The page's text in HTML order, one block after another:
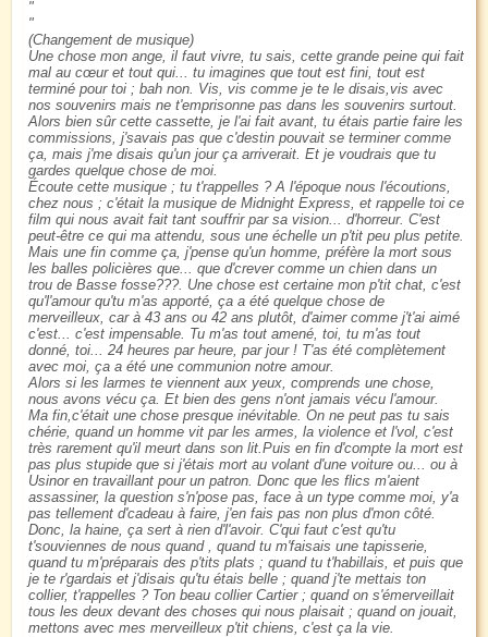
(Changement de musique)
Une chose mon ange, il faut vivre, tu sais, cette grande peine qui fait
mal au cœur et tout qui... tu imagines que tout est fini, tout est
terminé pour toi ; bah non. Vis, vis comme je te le disais,vis avec
nos souvenirs mais ne t'emprisonne pas dans les souvenirs surtout.
Alors bien sûr cette cassette, je l'ai fait avant, tu étais partie faire les
commissions, j'savais pas que c'destin pouvait se terminer comme
ça, mais j'me disais qu'un jour ça arriverait. Et je voudrais que tu
gardes quelque chose de moi.
Écoute cette musique ; tu t'rappelles ? A l'époque nous l'écoutions,
chez nous ; c'était la musique de Midnight Express, et rappelle toi ce
film qui nous avait fait tant souffrir par sa vision... d'horreur. C'est
peut-être ce qui ma attendu, sous une échelle un p'tit peu plus petite.
Mais une fin comme ça, j'pense qu'un homme, préfère la mort sous
les balles policières que... que d'crever comme un chien dans un
trou de Basse fosse???. Une chose est certaine mon p'tit chat, c'est
qu'l'amour qu'tu m'as apporté, ça a été quelque chose de
merveilleux, car à 43 ans ou 42 ans plutôt, d'aimer comme j't'ai aimé
c'est... c'est impensable. Tu m'as tout amené, toi, tu m'as tout
donné, toi... 24 heures par heure, par jour ! T'as été complètement
avec moi, ça a été une communion notre amour.
Alors si les larmes te viennent aux yeux, comprends une chose,
nous avons vécu ça. Et bien des gens n'ont jamais vécu l'amour.
Ma fin,c'était une chose presque inévitable. On ne peut pas tu sais
chérie, quand un homme vit par les armes, la violence et l'vol, c'est
très rarement qu'il meurt dans son lit.Puis en fin d'compte la mort est
pas plus stupide que si j'étais mort au volant d'une voiture ou... ou à
Usinor en travaillant pour un patron. Donc que les flics m'aient
assassiner, la question s'n'pose pas, face à un type comme moi, y'a
pas tellement d'cadeau à faire, j'en fais pas non plus d'mon côté.
Donc, la haine, ça sert à rien d'l'avoir. C'qui faut c'est qu'tu
t'souviennes de nous quand , quand tu m'faisais une tapisserie,
quand tu m'préparais des p'tits plats ; quand tu t'habillais, et puis que
je te r'gardais et j'disais qu'tu étais belle ; quand j'te mettais ton
collier, t'rappelles ? Ton beau collier Cartier ; quand on s'émerveillait
tous les deux devant des choses qui nous plaisait ; quand on jouait,
mettons avec mes merveilleux p'tit chiens, c'est ça la vie.